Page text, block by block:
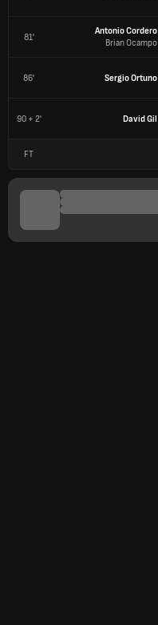
81'
Antonio Cordero
Brian Ocampo
86' Sergio Ortuno
90 + 2' David Gil
FT